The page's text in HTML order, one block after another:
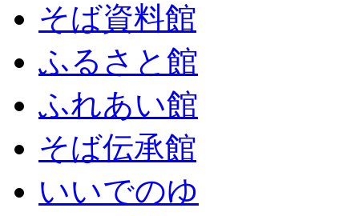
そば資料館
ふるさと館
ふれあい館
そば伝承館
いいでのゆ